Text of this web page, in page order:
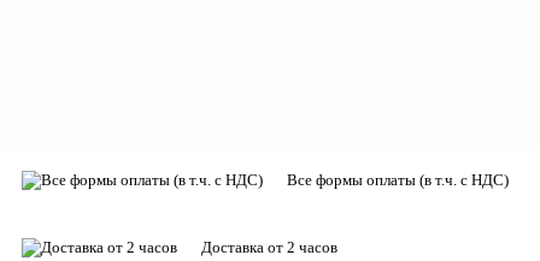
Все формы оплаты (в т.ч. с НДС)
Доставка от 2 часов